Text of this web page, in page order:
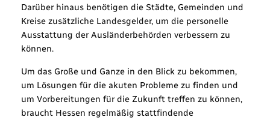
Darüber hinaus benötigen die Städte, Gemeinden und
Kreise zusätzliche Landesgelder, um die personelle
Ausstattung der Ausländerbehörden verbessern zu
können.
Um das Große und Ganze in den Blick zu bekommen,
um Lösungen für die akuten Probleme zu finden und
um Vorbereitungen für die Zukunft treffen zu können,
braucht Hessen regelmäßig stattfindende